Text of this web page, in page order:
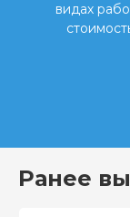
видах
Ранее